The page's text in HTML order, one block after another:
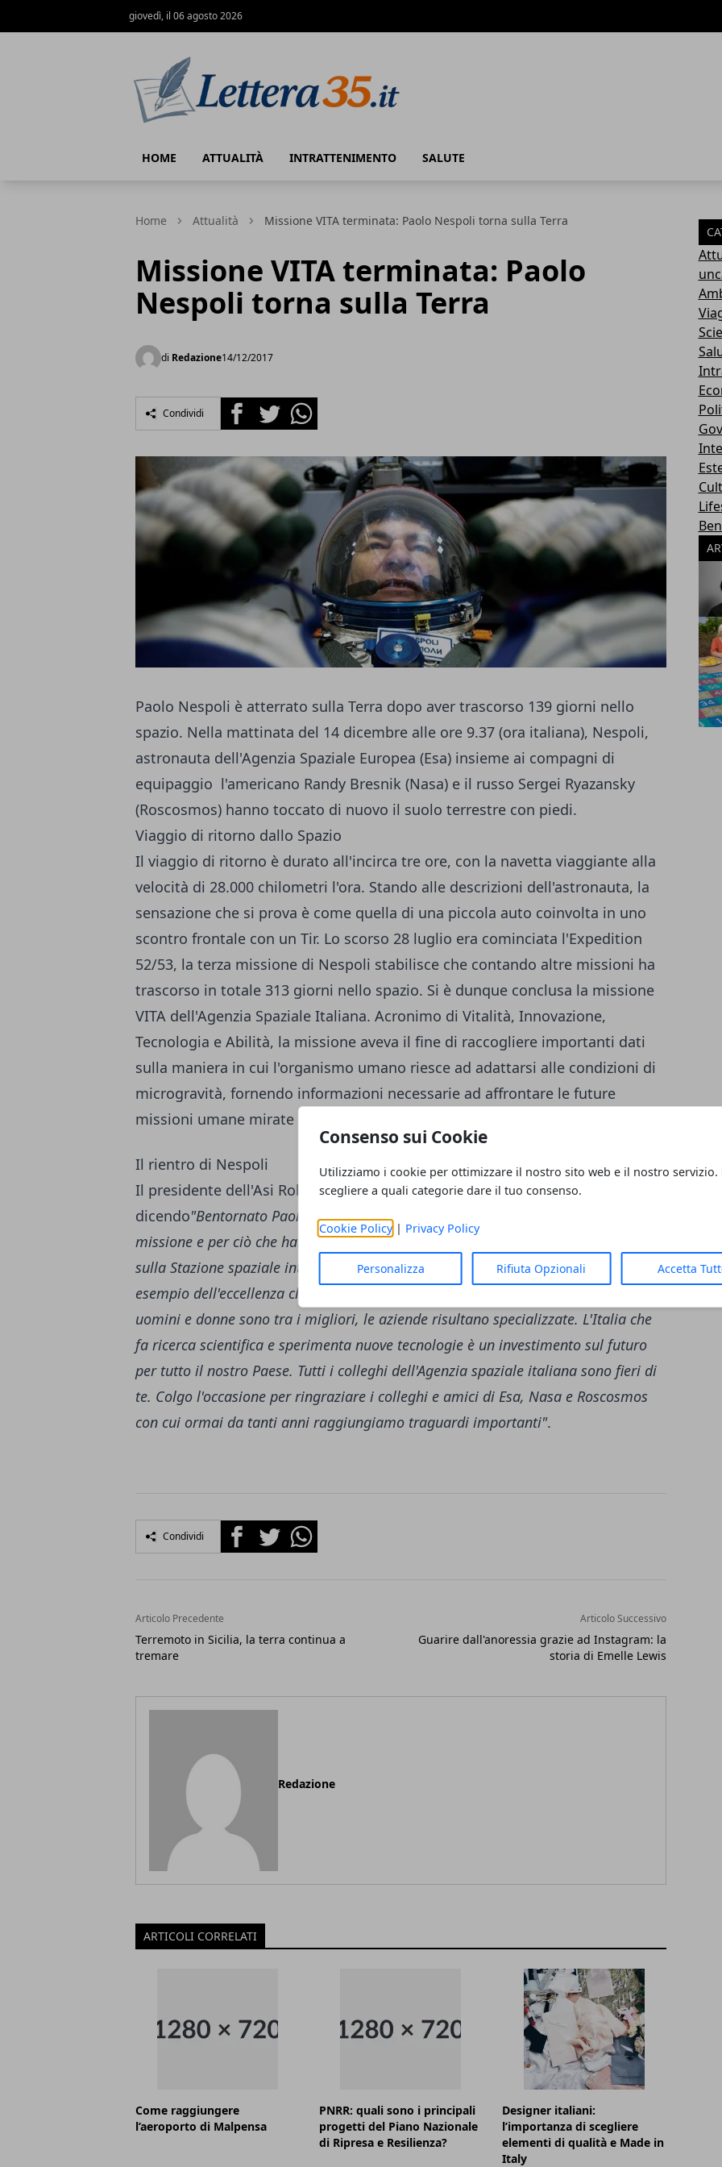
Consenso sui Cookie
Utilizziamo i cookie per ottimizzare il nostro sito web e il nostro servizio.
scegliere a quali categorie dare il tuo consenso.
Cookie Policy| Privacy Policy
Personalizza Rifiuta Opzionali Accetta
giovedì, il 06 agosto 2026
HOME ATTUALITÀ INTRATTENIMENTO SALUTE
Home Attualità Missione VITA terminata: Paolo Nespoli torna sulla Terra
Missione VITA terminata: Paolo
Nespoli torna sulla Terra
di Redazione14/12/2017
Condividi FacebookTwitterWhatsapp
Paolo Nespoli è atterrato sulla Terra dopo aver trascorso 139 giorni nello
spazio. Nella mattinata del 14 dicembre alle ore 9.37 (ora italiana), Nespoli,
astronauta dell'Agenzia Spaziale Europea (Esa) insieme ai compagni di
equipaggio l'americano Randy Bresnik (Nasa) e il russo Sergei Ryazansky
(Roscosmos) hanno toccato di nuovo il suolo terrestre con piedi.
Viaggio di ritorno dallo Spazio
Il viaggio di ritorno è durato all'incirca tre ore, con la navetta viaggiante alla
velocità di 28.000 chilometri l'ora. Stando alle descrizioni dell'astronauta, la
sensazione che si prova è come quella di una piccola auto coinvolta in uno
scontro frontale con un Tir. Lo scorso 28 luglio era cominciata l'Expedition
52/53, la terza missione di Nespoli stabilisce che contando altre missioni ha
trascorso in totale 313 giorni nello spazio. Si è dunque conclusa la missione
VITA dell'Agenzia Spaziale Italiana. Acronimo di Vitalità, Innovazione,
Tecnologia e Abilità, la missione aveva il fine di raccogliere importanti dati
sulla maniera in cui l'organismo umano riesce ad adattarsi alle condizioni di
microgravità, fornendo informazioni necessarie ad affrontare le future
missioni umane mirate sulla Luna e poi su Marte.
Il rientro di Nespoli
Il presidente dell'Asi Roberto Battiston ha dedicato un messaggio a Nespoli
dicendo"Bentornato Paolo!! Grazie per aver concluso con successo la tua
missione e per ciò che hai fatto per la scienza e per lo spazio nei cinque mesi
sulla Stazione spaziale internazionale". Il presidente poi aggiunge:"Sei un
esempio dell'eccellenza che dimostra come l'Italia abbia le sue qualità, i suoi
uomini e donne sono tra i migliori, le aziende risultano specializzate. L'Italia che
fa ricerca scientifica e sperimenta nuove tecnologie è un investimento sul futuro
per tutto il nostro Paese. Tutti i colleghi dell'Agenzia spaziale italiana sono fieri di
te. Colgo l'occasione per ringraziare i colleghi e amici di Esa, Nasa e Roscosmos
con cui ormai da tanti anni raggiungiamo traguardi importanti".
Condividi FacebookTwitterWhatsapp
Articolo Precedente
Terremoto in Sicilia, la terra continua a
tremare
Articolo Successivo
Guarire dall'anoressia grazie ad Instagram: la
storia di Emelle Lewis
Redazione
ARTICOLI CORRELATI
Come raggiungere
l’aeroporto di Malpensa
PNRR: quali sono i principali
progetti del Piano Nazionale
di Ripresa e Resilienza?
Designer italiani:
l’importanza di scegliere
elementi di qualità e Made in
Italy